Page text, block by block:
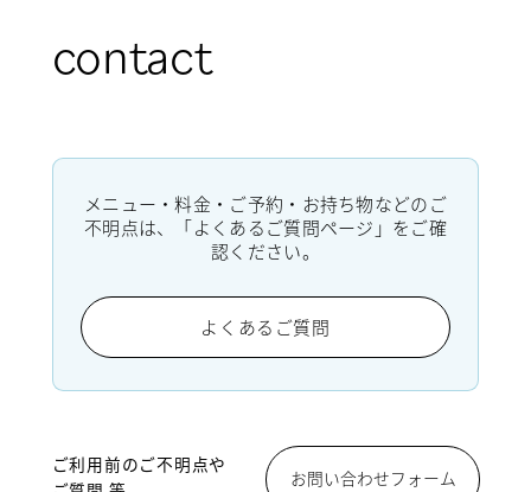
contact
メニュー・料金・ご予約・お持ち物などのご
不明点は、「よくあるご質問ページ」をご確
認ください。
よくあるご質問
ご利用前のご不明点や
お問い合わせフォーム